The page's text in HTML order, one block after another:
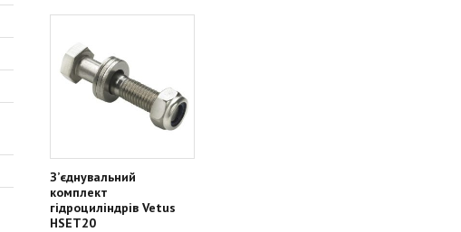
З’єднувальний
комплект
гідроциліндрів Vetus
HSET20